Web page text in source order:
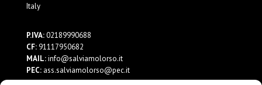
Italy
P.IVA:02189990688
CF:91117950682
MAIL:info@salviamolorso.it
PEC:ass.salviamolorso@pec.it